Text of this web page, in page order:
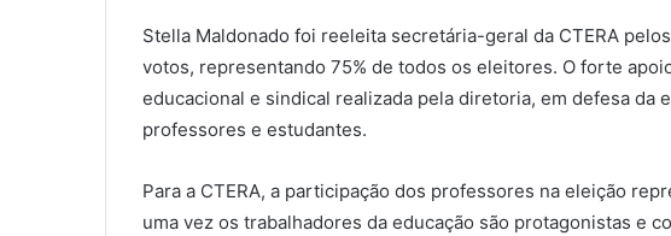
Stella Maldonado foi reeleita secretária-geral da CTERA
votos, representando 75% de todos os eleitores. O forte
educacional e sindical realizada pela diretoria, em defesa da
professores e estudantes.
Para a CTERA, a participação dos professores na eleição
uma vez os trabalhadores da educação são protagonistas e